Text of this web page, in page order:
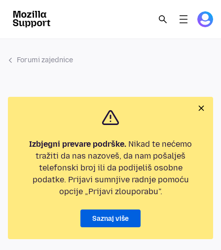
Forumi zajednice
Izbjegni prevare podrške. Nikad te nećemo
tražiti da nas nazoveš, da nam pošalješ
telefonski broj ili da podijeliš osobne
podatke. Prijavi sumnjive radnje pomoću
opcije „Prijavi zlouporabu”.
Saznaj više